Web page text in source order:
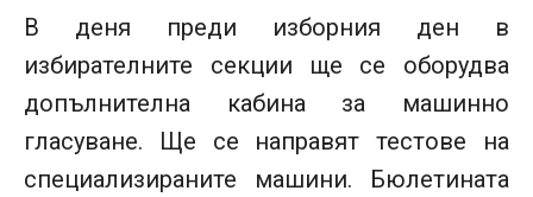
В деня преди изборния ден в
избирателните секции ще се оборудва
допълнителна кабина за машинно
гласуване. Ще се направят тестове на
специализираните машини. Бюлетината